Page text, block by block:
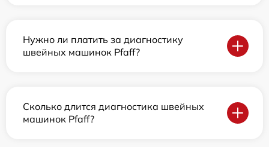
Нужно ли платить за диагностику
швейных машинок Pfaff?
Сколько длится диагностика швейных
машинок Pfaff?